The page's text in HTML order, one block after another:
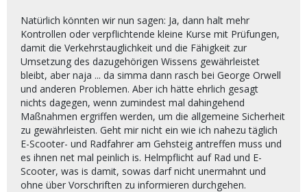
Natürlich könnten wir nun sagen: Ja, dann halt mehr
Kontrollen oder verpflichtende kleine Kurse mit Prüfungen,
damit die Verkehrstauglichkeit und die Fähigkeit zur
Umsetzung des dazugehörigen Wissens gewährleistet
bleibt, aber naja ... da simma dann rasch bei George Orwell
und anderen Problemen. Aber ich hätte ehrlich gesagt
nichts dagegen, wenn zumindest mal dahingehend
Maßnahmen ergriffen werden, um die allgemeine Sicherheit
zu gewährleisten. Geht mir nicht ein wie ich nahezu täglich
E-Scooter- und Radfahrer am Gehsteig antreffen muss und
es ihnen net mal peinlich is. Helmpflicht auf Rad und E-
Scooter, was is damit, sowas darf nicht unermahnt und
ohne über Vorschriften zu informieren durchgehen.